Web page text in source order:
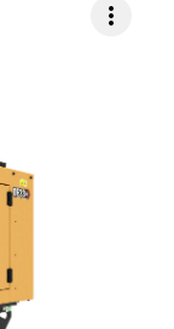
more_vert